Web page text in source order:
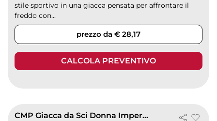
stile sportivo in una giacca pensata per affrontare il
freddo con...
prezzo da € 28,17
CALCOLA PREVENTIVO
CMP Giacca da Sci Donna Impermeabile Invernale con Cappuccio